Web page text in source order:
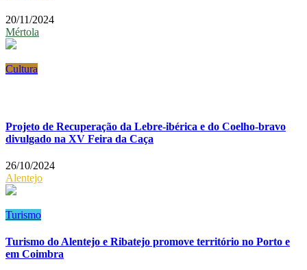
20/11/2024
Mértola
Cultura
Projeto de Recuperação da Lebre-ibérica e do Coelho-bravo
divulgado na XV Feira da Caça
26/10/2024
Alentejo
Turismo
Turismo do Alentejo e Ribatejo promove território no Porto e
em Coimbra